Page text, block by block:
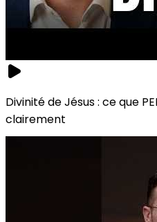
Divinité de Jésus : ce que
clairement